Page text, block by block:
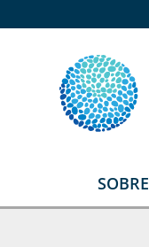
SOBRE